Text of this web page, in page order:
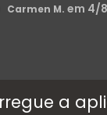
Carmen M. em 4/
a